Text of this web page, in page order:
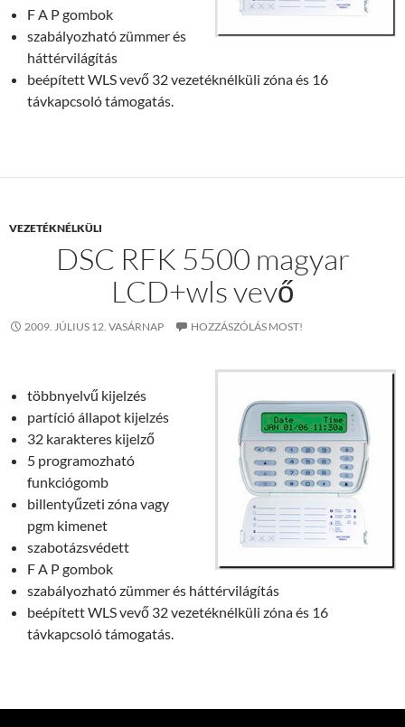
F A P gombok
szabályozható zümmer és
háttérvilágítás
beépített WLS vevő 32 vezetéknélküli zóna és 16
távkapcsoló támogatás.
VEZETÉKNÉLKÜLI
DSC RFK 5500 magyar
LCD+wls vevő
2009. JÚLIUS 12. VASÁRNAP HOZZÁSZÓLÁS MOST!
többnyelvű kijelzés
partíció állapot kijelzés
32 karakteres kijelző
5 programozható
funkciógomb
billentyűzeti zóna vagy
pgm kimenet
szabotázsvédett
F A P gombok
szabályozható zümmer és háttérvilágítás
beépített WLS vevő 32 vezetéknélküli zóna és 16
távkapcsoló támogatás.